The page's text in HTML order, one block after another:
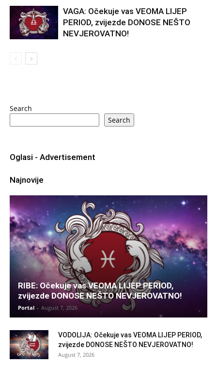
VAGA: Očekuje vas VEOMA LIJEP
PERIOD, zvijezde DONOSE NEŠTO
NEVJEROVATNO!
Search
Search
Oglasi - Advertisement
Najnovije
RIBE: Očekuje vas VEOMA LIJEP PERIOD,
zvijezde DONOSE NEŠTO NEVJEROVATNO!
Portal - August 7, 2026
VODOLIJA: Očekuje vas VEOMA LIJEP PERIOD,
zvijezde DONOSE NEŠTO NEVJEROVATNO!
August 7, 2026